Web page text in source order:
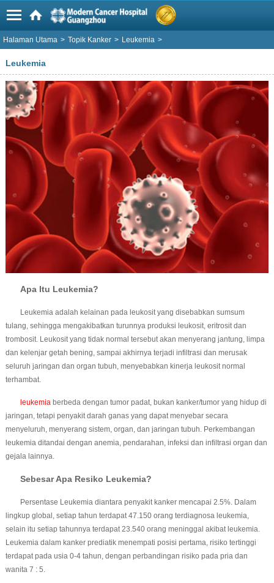
Halaman Utama > Topik Kanker > Leukemia >
Leukemia
Apa Itu Leukemia?
Leukemia adalah kelainan pada leukosit yang disebabkan sumsum
tulang, sehingga mengakibatkan turunnya produksi leukosit, eritrosit dan
trombosit. Leukosit yang tidak normal tersebut akan menyerang jantung, limpa
dan kelenjar getah bening, sampai akhirnya terjadi infiltrasi dan merusak
seluruh jaringan dan organ tubuh, menyebabkan kinerja leukosit normal
terhambat.
leukemiaberbeda dengan tumor padat, bukan kanker/tumor yang hidup di
jaringan, tetapi penyakit darah ganas yang dapat menyebar secara
menyeluruh, menyerang sistem, organ, dan jaringan tubuh. Perkembangan
leukemia ditandai dengan anemia, pendarahan, infeksi dan infiltrasi organ dan
gejala lainnya.
Sebesar Apa Resiko Leukemia?
Persentase Leukemia diantara penyakit kanker mencapai 2.5%. Dalam
lingkup global, setiap tahun terdapat 47.150 orang terdiagnosa leukemia,
selain itu setiap tahunnya terdapat 23.540 orang meninggal akibat leukemia.
Leukemia dalam kanker prediatik menempati posisi pertama, risiko tertinggi
terdapat pada usia 0-4 tahun, dengan perbandingan risiko pada pria dan
wanita 7 : 5.